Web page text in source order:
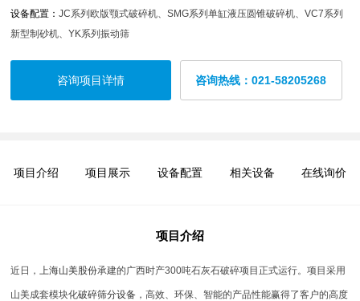
设备配置：JC系列欧版颚式破碎机、SMG系列单缸液压圆锥破碎机、VC7系列
新型制砂机、YK系列振动筛
咨询项目详情 咨询热线：021-58205268
项目介绍 项目展示 设备配置 相关设备 在线询价
项目介绍
近日，上海山美股份承建的广西时产300吨石灰石破碎项目正式运行。项目采用
山美成套模块化破碎筛分设备 ，高效、环保、智能的产品性能赢得了客户的高度